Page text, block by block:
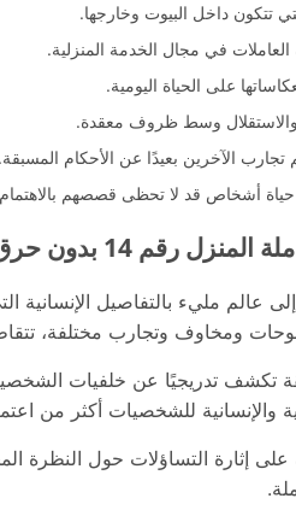
تتكون داخل البيوت وخارجها.
العاملات في مجال الخدمة المنزلية.
على الحياة اليومية.
وسط ظروف معقدة.
تجارب الآخرين بعيدًا عن الأحكام المسبقة.
أشخاص قد لا تحظى قصصهم
رقم 14 بدون حرق
عالم مليء بالتفاصيل
ومخاوف وتجارب مختلفة،
تكشف تدريجيًا عن خلفيات
والإنسانية للشخصيات أكثر من
على إثارة التساؤلات حول